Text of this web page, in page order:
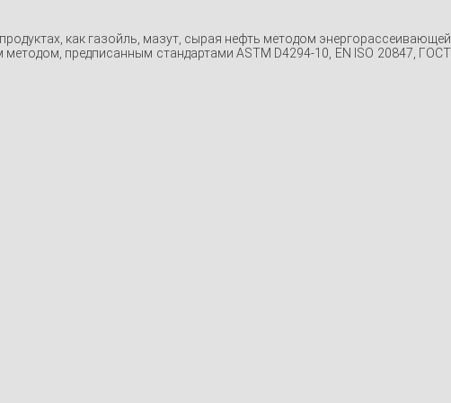
как газойль, мазут, сырая нефть методом энергорассеивающей
предписанным стандартами ASTM D4294-10, EN ISO 20847, ГОСТ